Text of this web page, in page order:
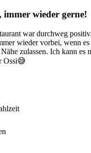
immer wieder gerne!
war durchweg
wieder vorbei, wenn es
zulassen. Ich kann es
Ossi😅